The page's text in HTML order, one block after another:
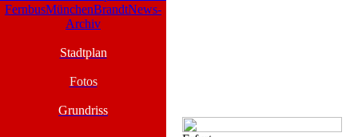
FernbusMünchenBrandtNews-
Archiv
Stadtplan
Fotos
Grundriss